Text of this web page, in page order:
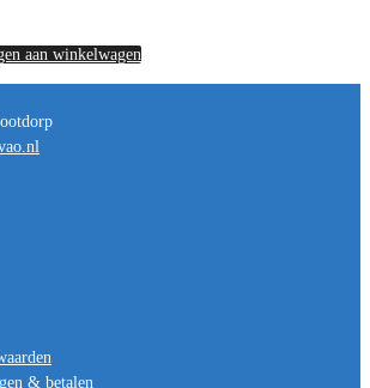
aan winkelwagen
& betalen